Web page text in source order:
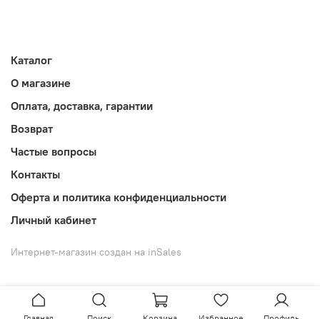
Каталог
О магазине
Оплата, доставка, гарантии
Возврат
Частые вопросы
Контакты
Оферта и политика конфиденциальности
Личный кабинет
Интернет-магазин создан на inSales